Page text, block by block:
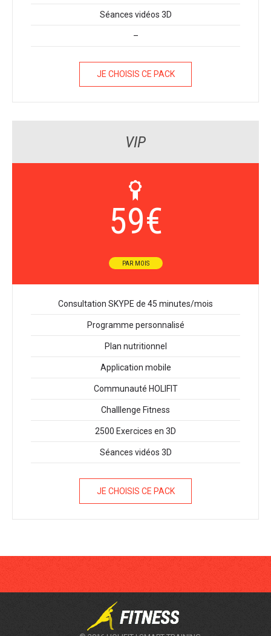
Séances vidéos 3D
–
JE CHOISIS CE PACK
VIP
59€
PAR MOIS
Consultation SKYPE de 45 minutes/mois
Programme personnalisé
Plan nutritionnel
Application mobile
Communauté HOLIFIT
Challlenge Fitness
2500 Exercices en 3D
Séances vidéos 3D
JE CHOISIS CE PACK